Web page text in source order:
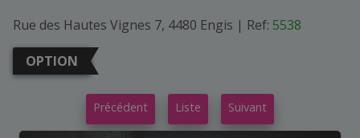
Rue des Hautes Vignes 7, 4480 Engis | Ref: 5538
OPTION
Précédent Liste Suivant